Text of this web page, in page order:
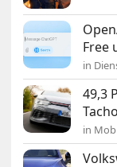
Free
in
49,3
in